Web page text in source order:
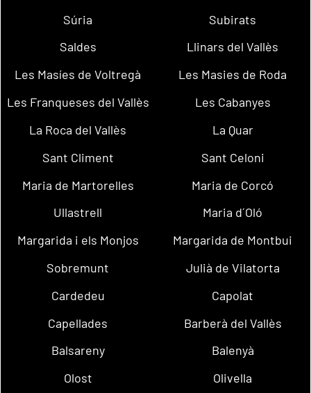
Súria
Subirats
Saldes
Llinars del Vallès
Les Masíes de Voltregà
Les Masies de Roda
Les Franqueses del Vallès
Les Cabanyes
La Roca del Vallès
La Quar
Sant Climent
Sant Celoni
Maria de Martorelles
Maria de Corcó
Ullastrell
Maria d´Oló
Margarida i els Monjos
Margarida de Montbui
Sobremunt
Julià de Vilatorta
Cardedeu
Capolat
Capellades
Barberà del Vallès
Balsareny
Balenyà
Olost
Olivella